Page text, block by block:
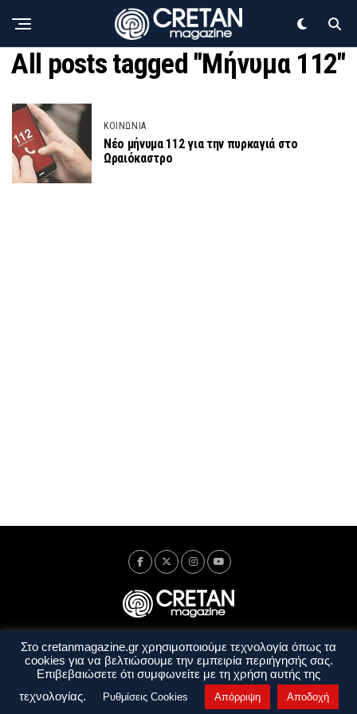
All posts tagged "Μήνυμα 112"
ΚΟΙΝΩΝΙΑ
Νέο μήνυμα 112 για την πυρκαγιά στο
Ωραιόκαστρο
Ταυτότητα Πολιτική Απορρήτου
Όροι Χρήσης
Όροι και Προϋποθέσεις
Στο cretanmagazine.gr χρησιμοποιούμε τεχνολογία όπως τα
cookies για να βελτιώσουμε την εμπειρία περιήγησής σας.
Επιβεβαιώσετε ότι συμφωνείτε με τη χρήση αυτής της
τεχνολογίας.
Ρυθμίσεις Cookies Απόρριψη Αποδοχή